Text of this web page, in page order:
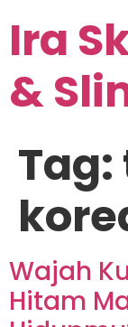
Ira
&
Tag:
Wajah
Hitam